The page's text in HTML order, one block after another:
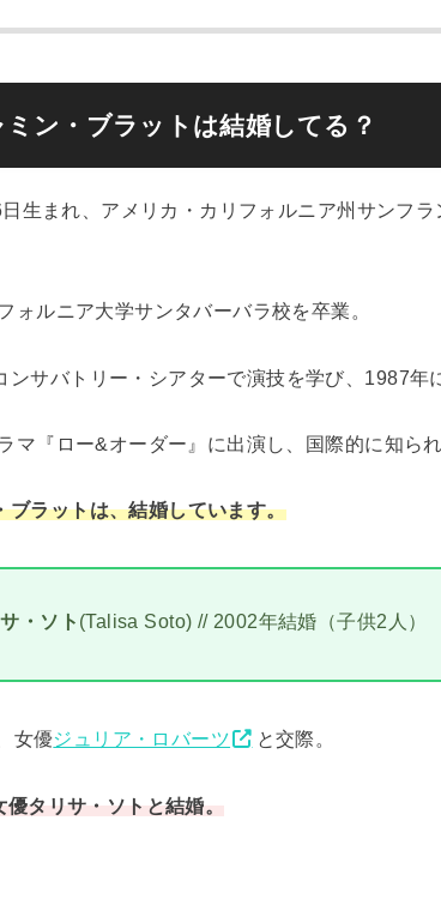
ン・ブラットは結婚してる？
生まれ、アメリカ・カリフォルニア州サンフ
ォルニア大学サンタバーバラ校を卒業。
ンサバトリー・シアターで演技を学び、1987年
マ『ロー&オーダー』に出演し、国際的に知ら
ブラットは、結婚しています。
・ソト (Talisa Soto) // 2002年結婚（子供2人）
女優ジュリア・ロバーツ と交際。
タリサ・ソトと結婚。